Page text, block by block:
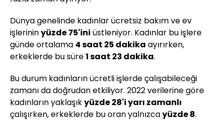
Dünya genelinde kadınlar ücretsiz bakım ve ev
işlerininyüzde 75'ini üstleniyor. Kadınlar bu işlere
günde ortalama 4 saat 25 dakika ayırırken,
erkeklerde bu süre1 saat 23 dakika.
Bu durum kadınların ücretli işlerde çalışabileceği
zamanı da doğrudan etkiliyor. 2022 verilerine göre
kadınların yaklaşıkyüzde 28'i yarı zamanlı
çalışırken, erkeklerde bu oran yalnızcayüzde 8.